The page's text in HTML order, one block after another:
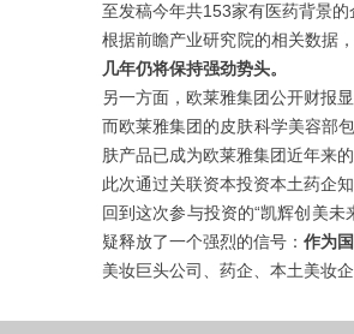
至发稿今年共153家有医药背景
根据前瞻产业研究院的相关数据
几年仍将保持强劲势头。
另一方面，欧莱雅集团公开财报
而欧莱雅集团的皮肤科学美容部
肤产品已成为欧莱雅集团近年来
此次通过关联资本投资本土药企
回到这次参与投资的“凯辉创美
疑释放了一个强烈的信号： 作为
美妆巨头公司、药企、本土美妆